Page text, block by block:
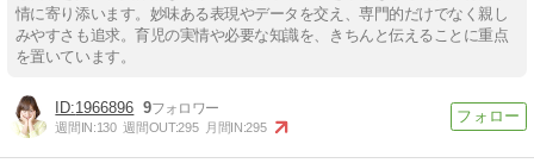
情に寄り添います。妙味ある表現やデータを交え、専門的だけでなく親し
みやすさも追求。育児の実情や必要な知識を、きちんと伝えることに重点
を置いています。
1966896 9
週間IN:130 週間OUT:295 月間IN:295